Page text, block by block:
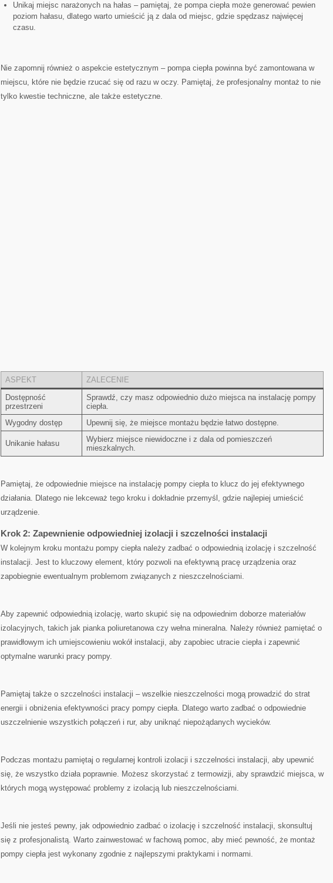
Unikaj miejsc narażonych na hałas – pamiętaj, że pompa ciepła może generować pewien
⁣poziom hałasu, dlatego warto umieścić ⁣ją⁤ z dala ‌od miejsc, ​gdzie spędzasz najwięcej
czasu.
Nie zapomnij również ⁣o aspekcie estetycznym – ⁣pompa ciepła powinna ⁢być zamontowana w
miejscu, które⁤ nie będzie⁢ rzucać się od razu w oczy. Pamiętaj, ⁢że profesjonalny montaż to nie
tylko kwestie techniczne, ale także estetyczne.
ASPEKT
ZALECENIE
Dostępność
przestrzeni
Sprawdź, ⁢czy‍ masz odpowiednio dużo ​miejsca na instalację⁢ pompy
ciepła.
Wygodny⁤ dostęp
Upewnij się, że miejsce montażu ⁤będzie ​łatwo dostępne.
Unikanie hałasu
Wybierz⁤ miejsce niewidoczne i z dala od pomieszczeń
mieszkalnych.
Pamiętaj, że odpowiednie miejsce na instalację pompy ciepła to klucz do jej efektywnego
‍działania. Dlatego nie‌ lekceważ ‌tego kroku‍ i ‌dokładnie przemyśl, gdzie najlepiej umieścić
urządzenie.
Krok 2: Zapewnienie odpowiedniej izolacji i szczelności instalacji
W kolejnym​ kroku montażu ‌pompy ciepła należy zadbać o odpowiednią⁤ izolację i szczelność
⁢instalacji. Jest ‌to kluczowy element, który pozwoli na efektywną pracę urządzenia oraz
zapobiegnie⁢ ewentualnym problemom związanych ⁣z nieszczelnościami.
Aby ⁢zapewnić odpowiednią​ izolację, warto skupić ‌się na odpowiednim doborze materiałów⁤
izolacyjnych, takich jak⁢ pianka poliuretanowa czy wełna mineralna. Należy również pamiętać o
prawidłowym ‍ich umiejscowieniu wokół instalacji, aby zapobiec utracie ciepła i zapewnić
optymalne warunki pracy pompy.
Pamiętaj także o szczelności‍ instalacji – wszelkie nieszczelności mogą prowadzić do strat
energii i obniżenia efektywności pracy ⁣pompy ciepła. Dlatego warto ​zadbać o‍ odpowiednie
uszczelnienie wszystkich połączeń i ⁤rur, aby uniknąć niepożądanych wycieków.
Podczas montażu pamiętaj o regularnej kontroli⁢ izolacji i szczelności instalacji, aby upewnić
się, że wszystko działa poprawnie. Możesz skorzystać z termowizji, aby sprawdzić miejsca, w⁢
których mogą​ występować problemy z izolacją lub nieszczelnościami.
Jeśli nie‌ jesteś pewny, jak odpowiednio zadbać o izolację i szczelność instalacji, skonsultuj
się z profesjonalistą. Warto zainwestować w fachową pomoc, aby mieć ‌pewność, że montaż‌
pompy ciepła jest wykonany zgodnie z najlepszymi praktykami i normami.